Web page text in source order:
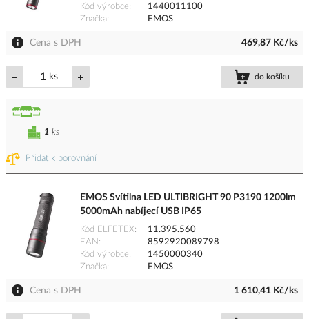
Kód výrobce
1440011100
Značka
EMOS
Cena s DPH 469,87 Kč/ks
ks do košíku
Přidat k porovnání
1 ks
EMOS Svítilna LED ULTIBRIGHT 90 P3190 1200lm
5000mAh nabíjecí USB IP65
Kód ELFETEX
11.395.560
EAN
8592920089798
Kód výrobce
1450000340
Značka
EMOS
Cena s DPH 1 610,41 Kč/ks